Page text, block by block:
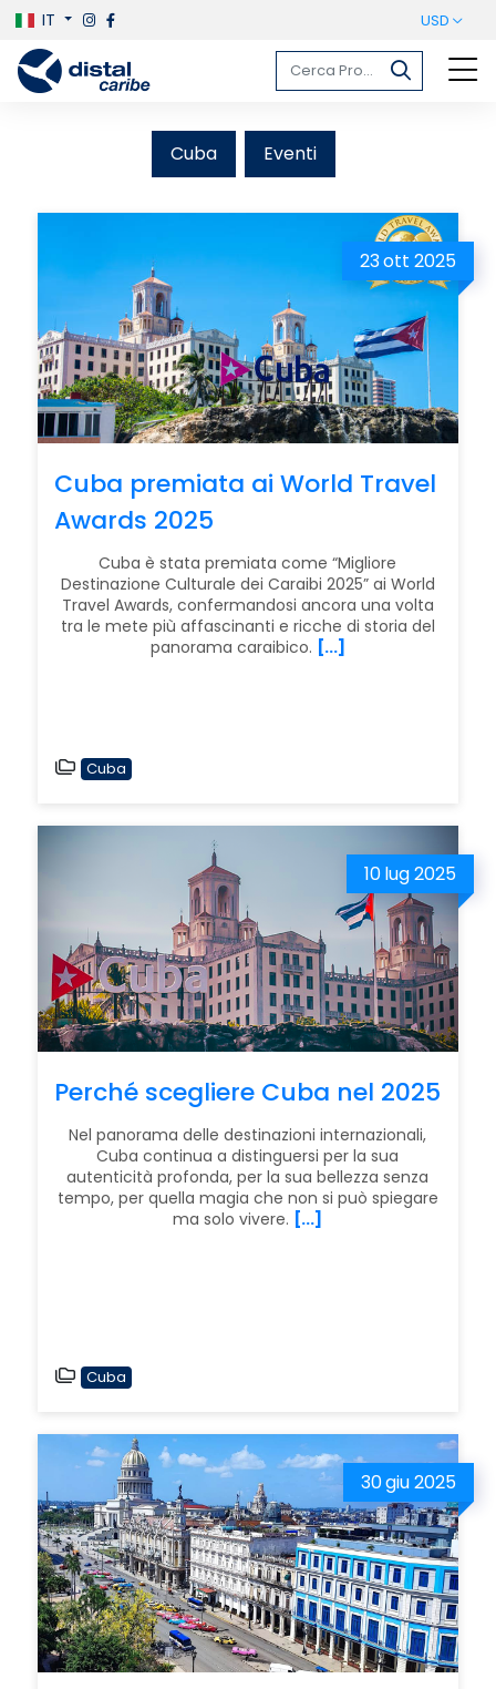
IT USD
Notizie di viaggio
Cuba Eventi
23ott 2025
Cuba premiata ai World Travel
Awards 2025
Cuba è stata premiata come “Migliore
Destinazione Culturale dei Caraibi 2025” ai World
Travel Awards, confermandosi ancora una volta
tra le mete più affascinanti e ricche di storia del
panorama caraibico. [...]
Cuba
10lug 2025
Perché scegliere Cuba nel 2025
Nel panorama delle destinazioni internazionali,
Cuba continua a distinguersi per la sua
autenticità profonda, per la sua bellezza senza
tempo, per quella magia che non si può spiegare
ma solo vivere. [...]
Cuba
30giu 2025